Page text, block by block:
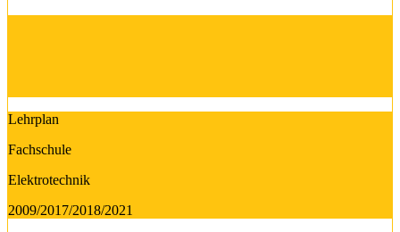
Lehrplan
Fachschule
Elektrotechnik
2009/2017/2018/2021